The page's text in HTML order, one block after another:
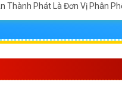
Thành Phát Là Đơn Vị Phân